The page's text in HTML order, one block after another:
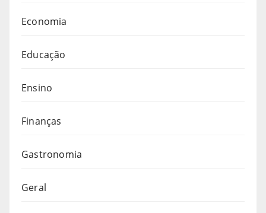
Economia
Educação
Ensino
Finanças
Gastronomia
Geral